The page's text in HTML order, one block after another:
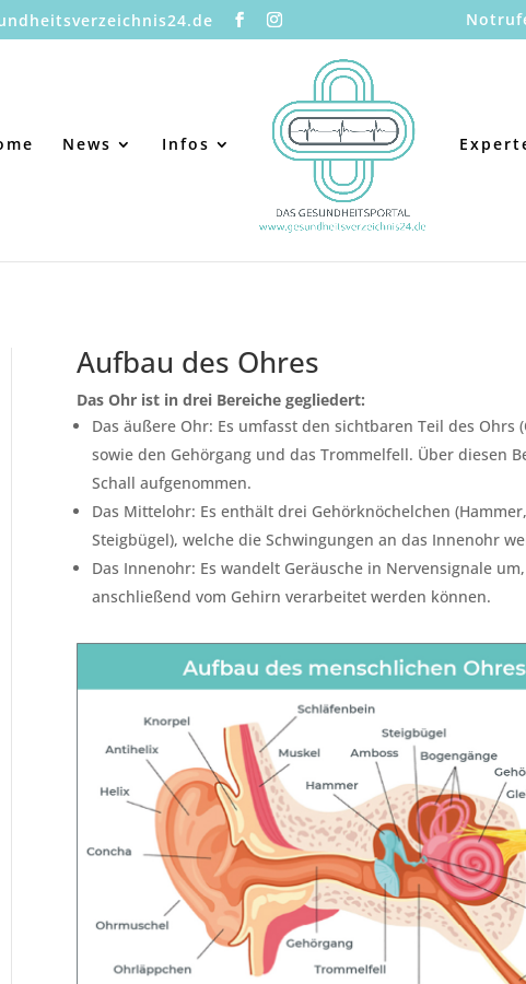
News Infos
Aufbau des Ohres
Das Ohr ist in drei Bereiche gegliedert:
Das äußere Ohr: Es umfasst den sichtbaren Teil des Ohrs
sowie den Gehörgang und das Trommelfell. Über diesen
Schall aufgenommen.
Das Mittelohr: Es enthält drei Gehörknöchelchen
Steigbügel), welche die Schwingungen an das Innenohr
Das Innenohr: Es wandelt Geräusche in Nervensignale
anschließend vom Gehirn verarbeitet werden können.